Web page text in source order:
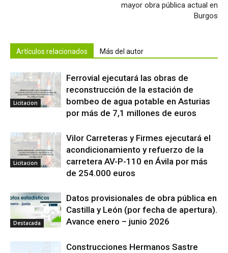
mayor obra pública actual en
Burgos
Artículos relacionados Más del autor
Licitacion
Ferrovial ejecutará las obras de
reconstrucción de la estación de
bombeo de agua potable en Asturias
por más de 7,1 millones de euros
Licitacion
Vilor Carreteras y Firmes ejecutará el
acondicionamiento y refuerzo de la
carretera AV-P-110 en Ávila por más
de 254.000 euros
Destacada
Datos provisionales de obra pública en
Castilla y León (por fecha de apertura).
Avance enero – junio 2026
Construcciones Hermanos Sastre